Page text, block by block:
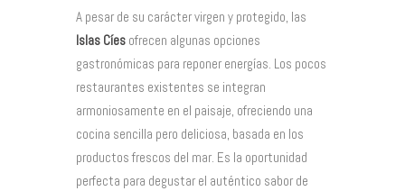
A pesar de su carácter virgen y protegido, las
Islas Cíes ofrecen algunas opciones
gastronómicas para reponer energías. Los pocos
restaurantes existentes se integran
armoniosamente en el paisaje, ofreciendo una
cocina sencilla pero deliciosa, basada en los
productos frescos del mar. Es la oportunidad
perfecta para degustar el auténtico sabor de